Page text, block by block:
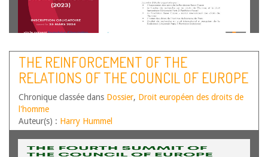
THE REINFORCEMENT OF THE
RELATIONS OF THE COUNCIL OF EUROPE
WITH CIVIL SOCIETY AFTER THE
REYKJAVIK SUMMIT
Chronique classée dans Dossier, Droit européen des droits de
l'homme
Auteur(s) : Harry Hummel